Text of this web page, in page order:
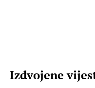
Izdvojene